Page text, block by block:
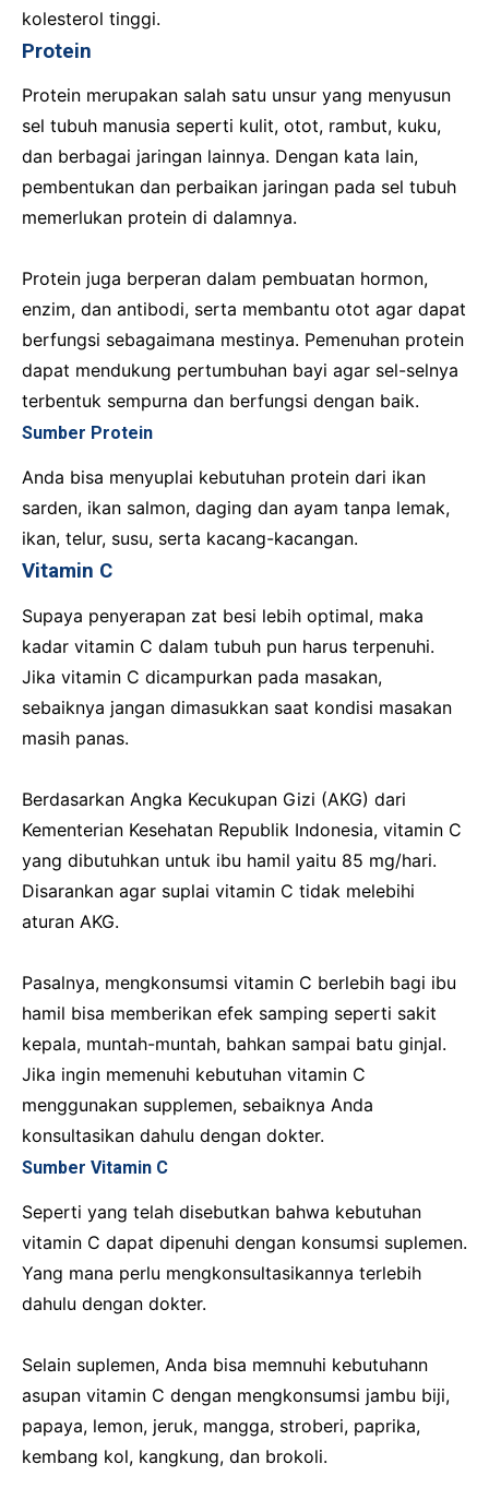
kolesterol tinggi.
Protein
Protein merupakan salah satu unsur yang menyusun
sel tubuh manusia seperti kulit, otot, rambut, kuku,
dan berbagai jaringan lainnya. Dengan kata lain,
pembentukan dan perbaikan jaringan pada sel tubuh
memerlukan protein di dalamnya.
Protein juga berperan dalam pembuatan hormon,
enzim, dan antibodi, serta membantu otot agar dapat
berfungsi sebagaimana mestinya. Pemenuhan protein
dapat mendukung pertumbuhan bayi agar sel-selnya
terbentuk sempurna dan berfungsi dengan baik.
Sumber Protein
Anda bisa menyuplai kebutuhan protein dari ikan
sarden, ikan salmon, daging dan ayam tanpa lemak,
ikan, telur, susu, serta kacang-kacangan.
Vitamin C
Supaya penyerapan zat besi lebih optimal, maka
kadar vitamin C dalam tubuh pun harus terpenuhi.
Jika vitamin C dicampurkan pada masakan,
sebaiknya jangan dimasukkan saat kondisi masakan
masih panas.
Berdasarkan Angka Kecukupan Gizi (AKG) dari
Kementerian Kesehatan Republik Indonesia, vitamin C
yang dibutuhkan untuk ibu hamil yaitu 85 mg/hari.
Disarankan agar suplai vitamin C tidak melebihi
aturan AKG.
Pasalnya, mengkonsumsi vitamin C berlebih bagi ibu
hamil bisa memberikan efek samping seperti sakit
kepala, muntah-muntah, bahkan sampai batu ginjal.
Jika ingin memenuhi kebutuhan vitamin C
menggunakan supplemen, sebaiknya Anda
konsultasikan dahulu dengan dokter.
Sumber Vitamin C
Seperti yang telah disebutkan bahwa kebutuhan
vitamin C dapat dipenuhi dengan konsumsi suplemen.
Yang mana perlu mengkonsultasikannya terlebih
dahulu dengan dokter.
Selain suplemen, Anda bisa memnuhi kebutuhann
asupan vitamin C dengan mengkonsumsi jambu biji,
papaya, lemon, jeruk, mangga, stroberi, paprika,
kembang kol, kangkung, dan brokoli.